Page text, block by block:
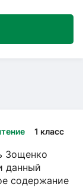
1 класс
Зощенко
данный
содержание